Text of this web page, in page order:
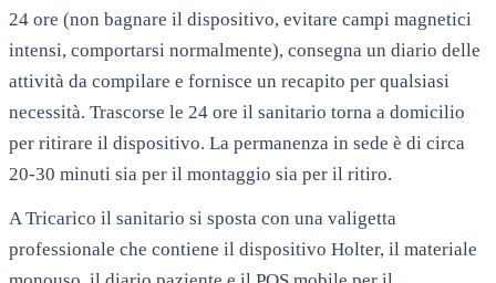
24 ore (non bagnare il dispositivo, evitare campi magnetici
intensi, comportarsi normalmente), consegna un diario delle
attività da compilare e fornisce un recapito per qualsiasi
necessità. Trascorse le 24 ore il sanitario torna a domicilio
per ritirare il dispositivo. La permanenza in sede è di circa
20-30 minuti sia per il montaggio sia per il ritiro.
ATricarico il sanitario si sposta con una valigetta
professionale che contiene il dispositivo Holter, il materiale